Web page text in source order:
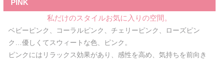
PINK
私だけのスタイルお気に入りの空間。
ベビーピンク、コーラルピンク、チェリーピンク、ローズピン
ク…優しくてスウィートな色、ピンク。
ピンクにはリラックス効果があり、感性を高め、気持ちを前向き